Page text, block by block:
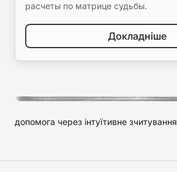
расчеты по матрице судьбы.
Докладніше
допомога через інтуїтивне зчитування